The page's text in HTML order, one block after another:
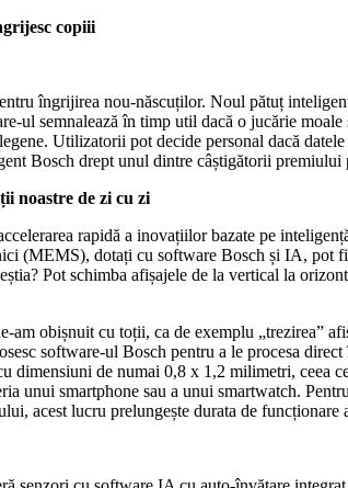
copiii
îngrijirea nou-născuților. Noul pătuț
ul semnalează în timp util dacă o jucărie
Utilizatorii pot decide personal dacă
Bosch drept unul dintre câștigătorii premiului
noastre de zi cu zi
rapidă a inovațiilor bazate pe
(MEMS), dotați cu software Bosch și IA, pot
Pot schimba afișajele de la vertical la
obișnuit cu toții, ca de exemplu „trezirea”
software-ul Bosch pentru a le procesa
dimensiuni de numai 0,8 x 1,2 milimetri, ceea
unui smartphone sau a unui smartwatch.
acest lucru prelungește durata de funcționare